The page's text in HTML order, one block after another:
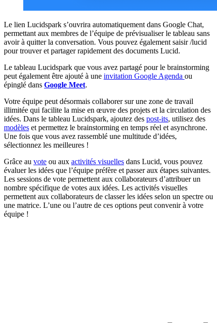
Le lien Lucidspark s’ouvrira automatiquement dans Google Chat,
permettant aux membres de l’équipe de prévisualiser le tableau sans
avoir à quitter la conversation. Vous pouvez également saisir /lucid
pour trouver et partager rapidement des documents Lucid.
Le tableau Lucidspark que vous avez partagé pour le brainstorming
peut également être ajouté à une invitation Google Agenda ou
épinglé dans Google Meet.
Votre équipe peut désormais collaborer sur une zone de travail
illimitée qui facilite la mise en œuvre des projets et la circulation des
idées. Dans le tableau Lucidspark, ajoutez des post-its, utilisez des
modèles et permettez le brainstorming en temps réel et asynchrone.
Une fois que vous avez rassemblé une multitude d’idées,
sélectionnez les meilleures !
Grâce au vote ou aux activités visuelles dans Lucid, vous pouvez
évaluer les idées que l’équipe préfère et passer aux étapes suivantes.
Les sessions de vote permettent aux collaborateurs d’attribuer un
nombre spécifique de votes aux idées. Les activités visuelles
permettent aux collaborateurs de classer les idées selon un spectre ou
une matrice. L’une ou l’autre de ces options peut convenir à votre
équipe !